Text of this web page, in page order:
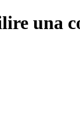
una